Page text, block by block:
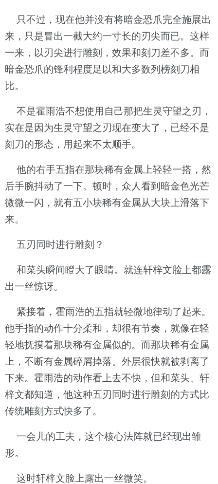
只不过，现在他并没有将暗金恐爪完全施展出
来，只是冒出一截大约一寸长的刃尖而已。这样
一来，以刃尖进行雕刻，效果和刻刀差不多。而
暗金恐爪的锋利程度足以和大多数列榜刻刀相
比。
不是霍雨浩不想使用自己那把生灵守望之刃，
实在是因为生灵守望之刃现在变大了，已经不是
刻刀的形态，用起来不太顺手。
他的右手五指在那块稀有金属上轻轻一搭，然
后手腕抖动了一下。顿时，众人看到暗金色光芒
微微一闪，就有五小块稀有金属从大块上滑落下
来。
五刃同时进行雕刻？
和菜头瞬间瞪大了眼睛。就连轩梓文脸上都露
出一丝惊讶。
紧接着，霍雨浩的五指就轻微地律动了起来。
他手指的动作十分柔和，却很有节奏，就像在轻
轻地抚摸着那块稀有金属似的。而那块稀有金属
上，不断有金属碎屑掉落。外层很快就被剥离了
下来。霍雨浩的动作看上去不快，但和菜头、轩
梓文都知道，他这种五刃同时进行雕刻的方式比
传统雕刻方式快多了。
一会儿的工夫，这个核心法阵就已经现出雏
形。
这时轩梓文脸上露出一丝微笑。